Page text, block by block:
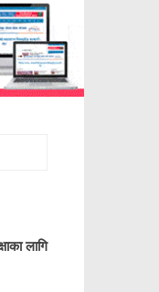
लागि